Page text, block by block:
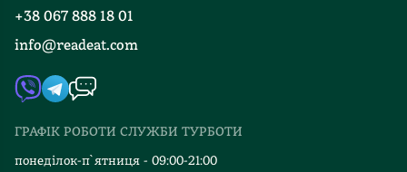
Книгарні
Контакти
Автори
Видавництва
Відгуки та оцінка RDT
+38 067 888 18 01
info@readeat.com
ГРАФІК РОБОТИ СЛУЖБИ ТУРБОТИ
понеділок-п`ятниця - 09:00-21:00